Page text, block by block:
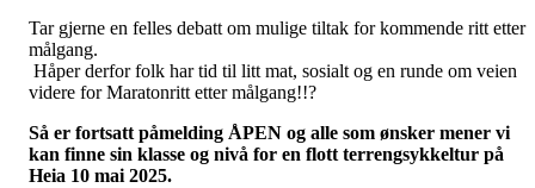
Tar gjerne en felles debatt om mulige tiltak for kommende ritt etter
målgang.
Håper derfor folk har tid til litt mat, sosialt og en runde om veien
videre for Maratonritt etter målgang!!?
Så er fortsatt påmelding ÅPEN og alle som ønsker mener vi
kan finne sin klasse og nivå for en flott terrengsykkeltur på
Heia 10 mai 2025.